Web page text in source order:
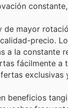
de mayor
precio.
a la constante
fácilmente
exclusivas
beneficios